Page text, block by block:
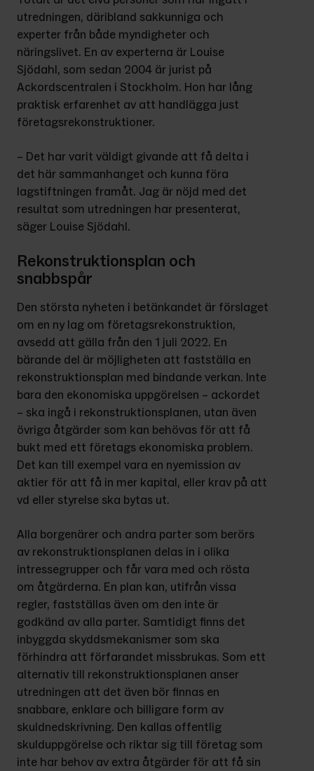
utredningen, däribland sakkunniga och
experter från både myndigheter och
näringslivet. En av experterna är Louise
Sjödahl, som sedan 2004 är jurist på
Ackordscentralen i Stockholm. Hon har lång
praktisk erfarenhet av att handlägga just
företagsrekonstruktioner.
– Det har varit väldigt givande att få delta i
det här sammanhanget och kunna föra
lagstiftningen framåt. Jag är nöjd med det
resultat som utredningen har presenterat,
säger Louise Sjödahl.
Rekonstruktionsplan och
snabbspår
Den största nyheten i betänkandet är förslaget
om en ny lag om företagsrekonstruktion,
avsedd att gälla från den 1 juli 2022. En
bärande del är möjligheten att fastställa en
rekonstruktionsplan med bindande verkan. Inte
bara den ekonomiska uppgörelsen – ackordet
– ska ingå i rekonstruktionsplanen, utan även
övriga åtgärder som kan behövas för att få
bukt med ett före­tags ekonomiska problem.
Det kan till exempel vara en nyemission av
aktier för att få in mer kapital, eller krav på att
vd eller styrelse ska bytas ut.
Alla borgenärer och andra parter som berörs
av rekonstruktionsplanen delas in i olika
intressegrupper och får vara med och rösta
om åtgärderna. En plan kan, utifrån vissa
regler, fastställas även om den inte är
godkänd av alla parter. Samtidigt finns det
inbyggda skyddsmekanismer som ska
förhindra att förfarandet missbrukas. Som ett
alternativ till rekonstruktionsplanen anser
utredningen att det även bör finnas en
snabbare, enklare och billigare form av
skuldnedskrivning. Den kallas offentlig
skulduppgörelse och riktar sig till företag som
inte har behov av extra åtgärder för att få sin